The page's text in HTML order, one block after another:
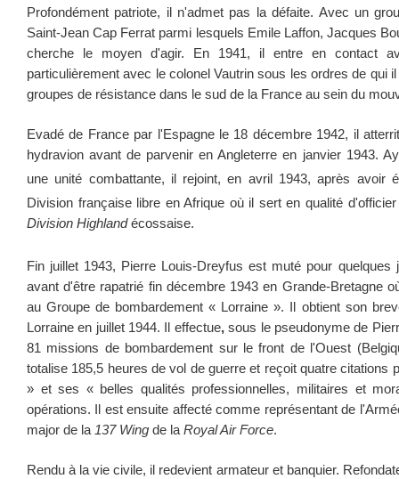
Profondément patriote, il n'admet pas la défaite. Avec un
Saint-Jean Cap Ferrat parmi lesquels Emile Laffon, Jacques
cherche le moyen d'agir. En 1941, il entre en contact
particulièrement avec le colonel Vautrin sous les ordres de qui
groupes de résistance dans le sud de la France au sein du
Evadé de France par l'Espagne le 18 décembre 1942, il
hydravion avant de parvenir en Angleterre en janvier 1943.
une unité combattante, il rejoint, en avril 1943, après avoir
Division française libre en Afrique où il sert en qualité
Division Highlandécossaise.
Fin juillet 1943, Pierre Louis-Dreyfus est muté pour
avant d'être rapatrié fin décembre 1943 en Grande-Bretagne
au Groupe de bombardement « Lorraine ». Il obtient son
Lorraine en juillet 1944. Il effectue,sous le pseudonyme de
81 missions de bombardement sur le front de l'Ouest
totalise 185,5 heures de vol de guerre et reçoit quatre citations
» et ses « belles qualités professionnelles, militaires et
opérations. Il est ensuite affecté comme représentant de
major de la137 Wing de laRoyal Air Force.
Rendu à la vie civile, il redevient armateur et banquier.